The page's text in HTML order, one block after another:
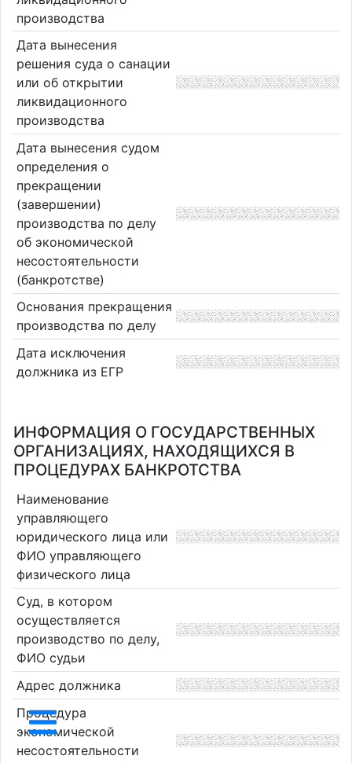
производства
Дата вынесения
решения суда о санации
или об открытии
ликвидационного
производства
Дата вынесения судом
определения о
прекращении
(завершении)
производства по делу
об экономической
несостоятельности
(банкротстве)
Основания прекращения
производства по делу
Дата исключения
должника из ЕГР
ИНФОРМАЦИЯ О ГОСУДАРСТВЕННЫХ
ОРГАНИЗАЦИЯХ, НАХОДЯЩИХСЯ В
ПРОЦЕДУРАХ БАНКРОТСТВА
Наименование
управляющего
юридического лица или
ФИО управляющего
физического лица
Суд, в котором
осуществляется
производство по делу,
ФИО судьи
Адрес должника
Процедура
экономической
несостоятельности